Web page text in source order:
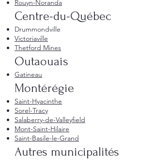
Rouyn-Noranda
Centre-du-Québec
Drummondville
Victoriaville
Thetford Mines
Outaouais
Gatineau
Montérégie
Saint-Hyacinthe
Sorel-Tracy
Salaberry-de-Valleyfield
Mont-Saint-Hilaire
Saint-Basile-le-Grand
Autres municipalités